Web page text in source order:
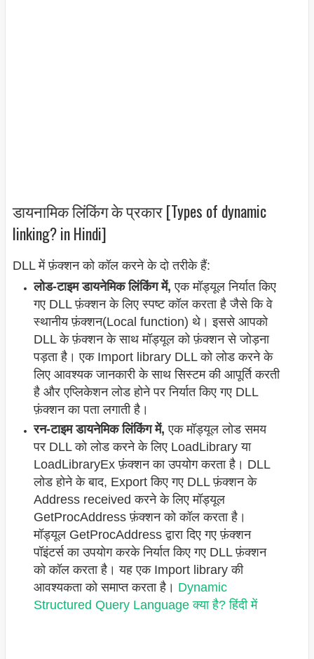
डायनामिक लिंकिंग के प्रकार [Types of dynamic
linking? in Hindi]
DLL में फ़ंक्शन को कॉल करने के दो तरीके हैं:
लोड-टाइम डायनेमिक लिंकिंग में, एक मॉड्यूल निर्यात किए
गए DLL फ़ंक्शन के लिए स्पष्ट कॉल करता है जैसे कि वे
स्थानीय फ़ंक्शन(Local function) थे। इससे आपको
DLL के फ़ंक्शन के साथ मॉड्यूल को फ़ंक्शन से जोड़ना
पड़ता है। एक Import library DLL को लोड करने के
लिए आवश्यक जानकारी के साथ सिस्टम की आपूर्ति करती
है और एप्लिकेशन लोड होने पर निर्यात किए गए DLL
फ़ंक्शन का पता लगाती है।
रन-टाइम डायनेमिक लिंकिंग में, एक मॉड्यूल लोड समय
पर DLL को लोड करने के लिए LoadLibrary या
LoadLibraryEx फ़ंक्शन का उपयोग करता है। DLL
लोड होने के बाद, Export किए गए DLL फ़ंक्शन के
Address received करने के लिए मॉड्यूल
GetProcAddress फ़ंक्शन को कॉल करता है।
मॉड्यूल GetProcAddress द्वारा दिए गए फ़ंक्शन
पॉइंटर्स का उपयोग करके निर्यात किए गए DLL फ़ंक्शन
को कॉल करता है। यह एक Import library की
आवश्यकता को समाप्त करता है। Dynamic
Structured Query Language क्या है? हिंदी में